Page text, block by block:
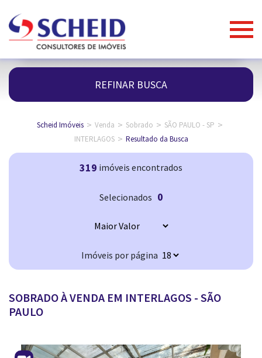
ANUNCIAR IMÓVEL
REFINAR BUSCA
Scheid Imóveis > Venda > Sobrado > SÃO PAULO - SP >
INTERLAGOS > Resultado da Busca
319 imóveis encontrados
Selecionados 0
Imóveis por página
SOBRADO À VENDA EM INTERLAGOS - SÃO
PAULO